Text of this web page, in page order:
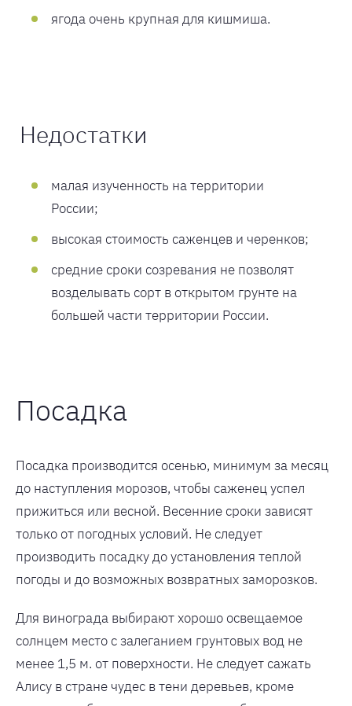
ягода очень крупная для кишмиша.
Недостатки
малая изученность на территории
России;
высокая стоимость саженцев и черенков;
средние сроки созревания не позволят
возделывать сорт в открытом грунте на
большей части территории России.
Посадка
Посадка производится осенью, минимум за месяц
до наступления морозов, чтобы саженец успел
прижиться или весной. Весенние сроки зависят
только от погодных условий. Не следует
производить посадку до установления теплой
погоды и до возможных возвратных заморозков.
Для винограда выбирают хорошо освещаемое
солнцем место с залеганием грунтовых вод не
менее 1,5 м. от поверхности. Не следует сажать
Алису в стране чудес в тени деревьев, кроме